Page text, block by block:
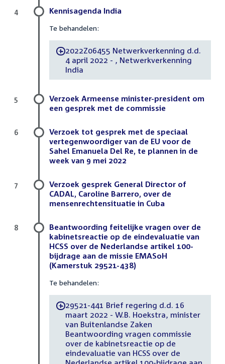
Kennisagenda India
Te behandelen:
-2022Z06455 Netwerkverkenning d.d.
4 april 2022 - , Netwerkverkenning
India
4
Verzoek Armeense minister-president om
een gesprek met de commissie
5
Verzoek tot gesprek met de speciaal
vertegenwoordiger van de EU voor de
Sahel Emanuela Del Re, te plannen in de
week van 9 mei 2022
6
Verzoek gesprek General Director of
CADAL, Caroline Barrero, over de
mensenrechtensituatie in Cuba
7
Beantwoording feitelijke vragen over de
kabinetsreactie op de eindevaluatie van
HCSS over de Nederlandse artikel 100-
bijdrage aan de missie EMASoH
(Kamerstuk 29521-438)
Te behandelen:
-29521-441 Brief regering d.d. 16
maart 2022 - W.B. Hoekstra, minister
van Buitenlandse Zaken
Beantwoording vragen commissie
over de kabinetsreactie op de
eindevaluatie van HCSS over de
8